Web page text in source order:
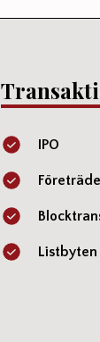
IPO
Listbyten